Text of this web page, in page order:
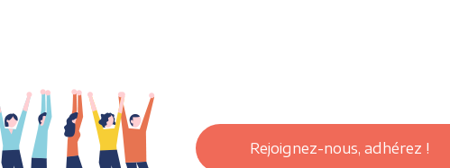
Rejoignez-nous, adhérez !